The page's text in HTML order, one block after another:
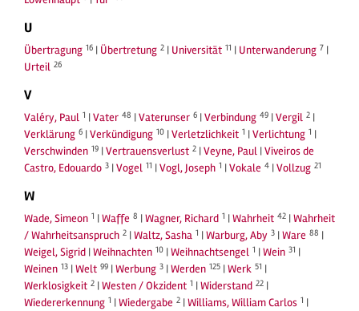
U
Übertragung 16 | Übertretung 2 | Universität 11 | Unterwanderung 7 |
Urteil 26
V
Valéry, Paul 1 |Vater 48 |Vaterunser 6 |Verbindung 49 |Vergil 2 |
Verklärung 6 |Verkündigung 10 |Verletzlichkeit 1 |Verlichtung 1 |
Verschwinden 19 |Vertrauensverlust 2 |Veyne, Paul |Viveiros de
Castro, Edouardo 3 |Vogel 11 |Vogl, Joseph 1 |Vokale 4 |Vollzug 21
W
Wade, Simeon 1 |Waffe 8 |Wagner, Richard 1 |Wahrheit 42 |Wahrheit
/ Wahrheitsanspruch 2 |Waltz, Sasha 1 |Warburg, Aby 3 |Ware 88 |
Weigel, Sigrid |Weihnachten 10 |Weihnachtsengel 1 |Wein 31 |
Weinen 13 |Welt 99 |Werbung 3 |Werden 125 |Werk 51 |
Werklosigkeit 2 |Westen / Okzident 1 |Widerstand 22 |
Wiedererkennung 1 |Wiedergabe 2 |Williams, William Carlos 1 |